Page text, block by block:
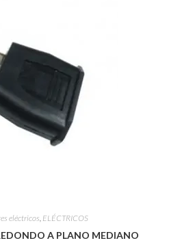
eléctricos, ELÉCTRICOS
A PLANO MEDIANO